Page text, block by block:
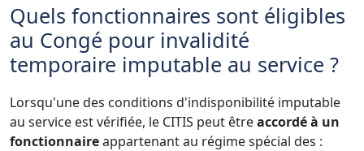
Quels fonctionnaires sont éligibles
au Congé pour invalidité
temporaire imputable au service ?
Lorsqu'une des conditions d'indisponibilité imputable
au service est vérifiée, le CITIS peut êtreaccordé à un
fonctionnaireappartenant au régime spécial des :